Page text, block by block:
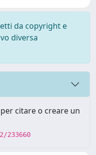
da copyright e
diversa
citare o creare un
233660